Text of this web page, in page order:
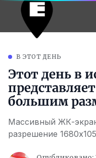
В ЭТОТ ДЕНЬ
Этот день в
большим
Массивный ЖК-
разрешение